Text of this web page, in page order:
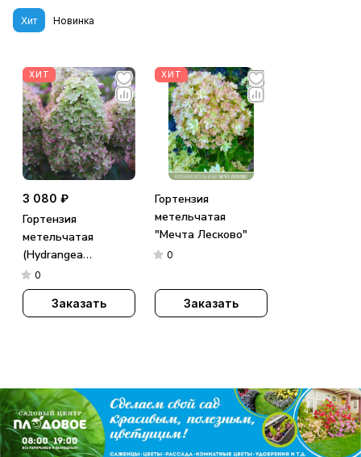
Хит Новинка
ХИТ
3 080 ₽
Гортензия
метельчатая
(Hydrangea
paniculata)
«Metallica»
0
Заказать
ХИТ
Гортензия
метельчатая
"Мечта Лесково"
0
Заказать